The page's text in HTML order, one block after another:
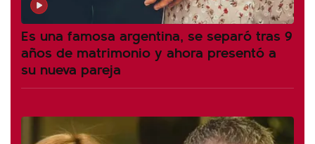
Es una famosa argentina, se separó tras 9
años de matrimonio y ahora presentó a
su nueva pareja